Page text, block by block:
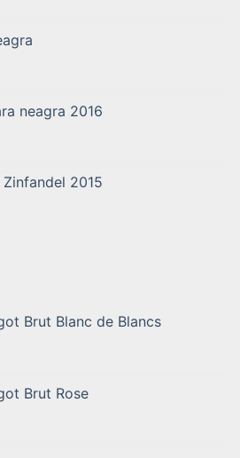
neagra 2016
2015
Brut Blanc de Blancs
Brut Rose